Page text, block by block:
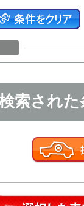
索された